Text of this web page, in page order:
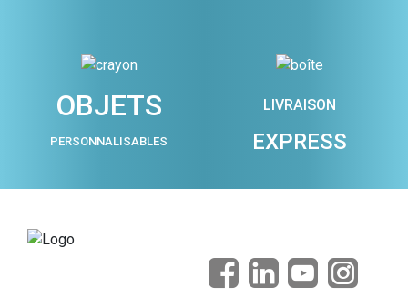
OBJETS
PERSONNALISABLES
LIVRAISON
EXPRESS